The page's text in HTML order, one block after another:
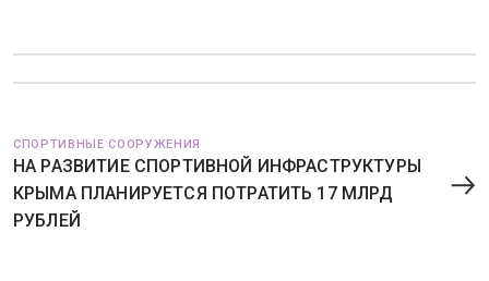
СПОРТИВНЫЕ СООРУЖЕНИЯ
НА РАЗВИТИЕ СПОРТИВНОЙ ИНФРАСТРУКТУРЫ
КРЫМА ПЛАНИРУЕТСЯ ПОТРАТИТЬ 17 МЛРД
РУБЛЕЙ